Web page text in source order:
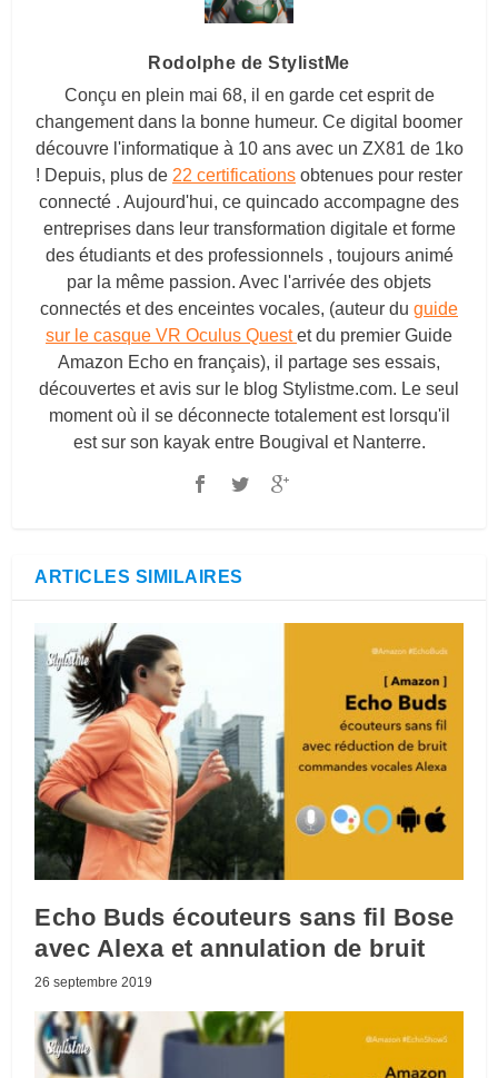
Rodolphe de StylistMe
Conçu en plein mai 68, il en garde cet esprit de
changement dans la bonne humeur. Ce digital boomer
découvre l'informatique à 10 ans avec un ZX81 de 1ko
! Depuis, plus de 22 certifications obtenues pour rester
connecté . Aujourd'hui, ce quincado accompagne des
entreprises dans leur transformation digitale et forme
des étudiants et des professionnels , toujours animé
par la même passion. Avec l'arrivée des objets
connectés et des enceintes vocales, (auteur du guide
sur le casque VR Oculus Questet du premier Guide
Amazon Echo en français), il partage ses essais,
découvertes et avis sur le blog Stylistme.com. Le seul
moment où il se déconnecte totalement est lorsqu'il
est sur son kayak entre Bougival et Nanterre.
ARTICLES SIMILAIRES
Echo Buds écouteurs sans fil Bose
avec Alexa et annulation de bruit
26 septembre 2019